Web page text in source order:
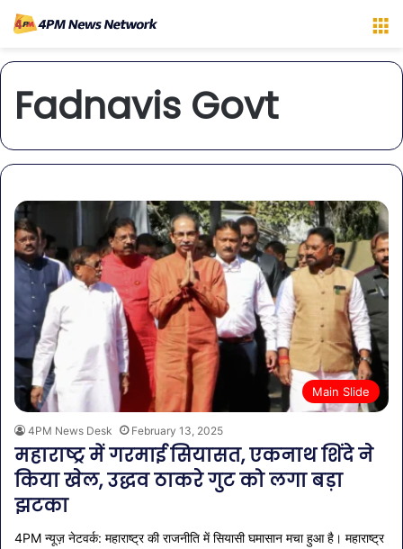
Fadnavis Govt
Main Slide
4PM News Desk February 13, 2025
महाराष्ट्र में गरमाई सियासत, एकनाथ शिंदे ने
किया खेल, उद्धव ठाकरे गुट को लगा बड़ा
झटका
4PM न्यूज़ नेटवर्क: महाराष्ट्र की राजनीति में सियासी घमासान मचा हुआ है। महाराष्ट्र